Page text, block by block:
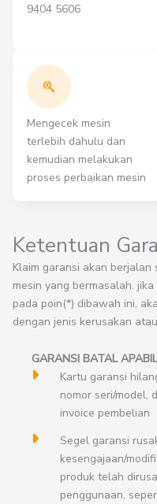
9404 5606
Mengecek mesin
terlebih dahulu dan
kemudian melakukan
proses perbaikan mesin
Ketentuan
Klaim garansi akan
mesin yang bermasalah.
pada poin(*) dibawah ini,
dengan jenis kerusakan
GARANSI BATAL
Kartu garansi
nomor seri/model,
invoice pembelian
Segel garansi
kesengajaan/
produk telah
penggunaan,